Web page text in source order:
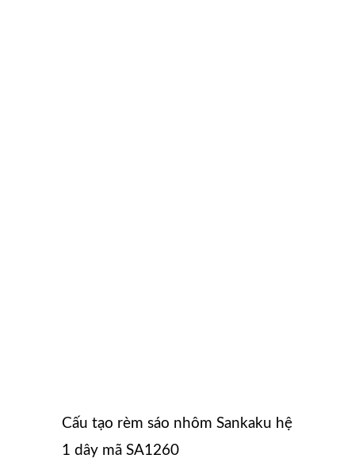
Cấu tạo rèm sáo nhôm Sankaku hệ
1 dây mã SA1260